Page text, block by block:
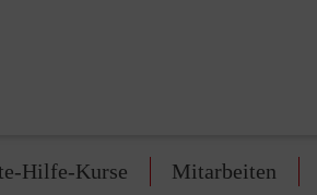
Hilfe-Kurse Mitarbeiten